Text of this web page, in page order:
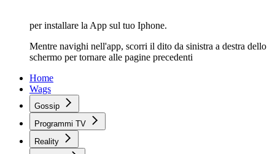
per installare la App sul tuo Iphone.
Mentre navighi nell'app, scorri il dito da sinistra a destra dello
schermo per tornare alle pagine precedenti
Home
Wags
Gossip
Programmi TV
Reality